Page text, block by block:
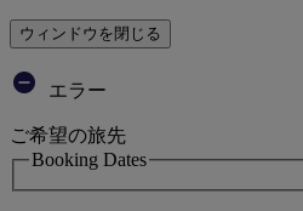
ウィンドウを閉じる
エラー
ご希望の旅先
Booking Dates